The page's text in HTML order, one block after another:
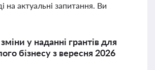
на актуальні запитання. Ви
у наданні грантів для
бізнесу з вересня 2026